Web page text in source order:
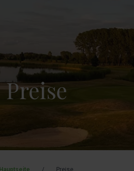
Preise
Hauptseite / Preise